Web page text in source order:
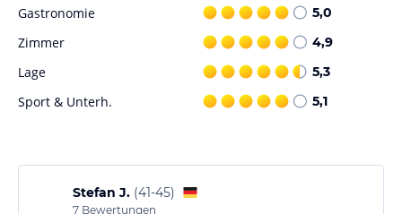
Gastronomie 5,0
Zimmer 4,9
Lage 5,3
Sport & Unterh. 5,1
Stefan J. (41-45)
7 Bewertungen